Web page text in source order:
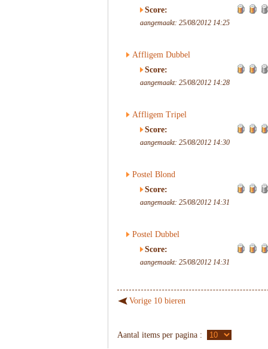
Score:
aangemaakt: 25/08/2012 14:25
Affligem Dubbel
Score:
aangemaakt: 25/08/2012 14:28
Affligem Tripel
Score:
aangemaakt: 25/08/2012 14:30
Postel Blond
Score:
aangemaakt: 25/08/2012 14:31
Postel Dubbel
Score:
aangemaakt: 25/08/2012 14:31
Vorige 10 bieren
Aantal items per pagina :